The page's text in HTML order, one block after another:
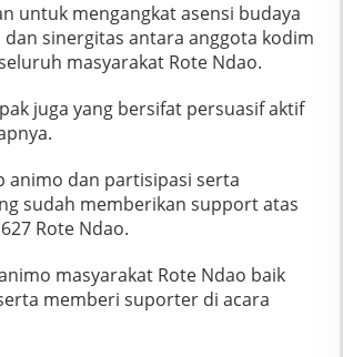
untuk mengangkat asensi budaya
sinergitas antara anggota kodim
masyarakat Rote Ndao.
juga yang bersifat persuasif aktif
animo dan partisipasi serta
sudah memberikan support atas
Rote Ndao.
masyarakat Rote Ndao baik
memberi suporter di acara